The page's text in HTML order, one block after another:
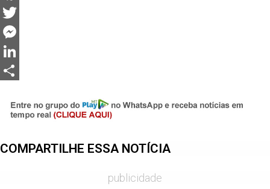
Facebook
Twitter
Messenger
LinkedIn
COMPARTILHE ESSA NOTÍCIA
publicidade